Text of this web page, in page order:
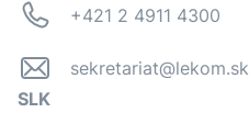
+421 2 4911 4300
sekretariat@lekom.sk
SLK